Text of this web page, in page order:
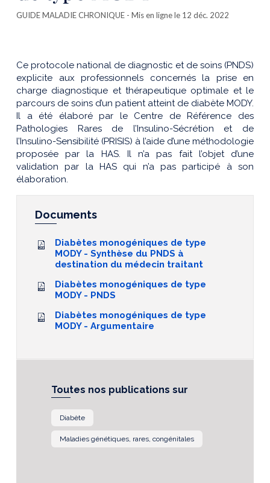
GUIDE MALADIE CHRONIQUE - Mis en ligne le 12 déc. 2022
Ce protocole national de diagnostic et de soins (PNDS)
explicite aux professionnels concernés la prise en
charge diagnostique et thérapeutique optimale et le
parcours de soins d’un patient atteint de diabète MODY.
Il a été élaboré par le Centre de Référence des
Pathologies Rares de l’Insulino-Sécrétion et de
l’Insulino-Sensibilité (PRISIS) à l’aide d’une méthodologie
proposée par la HAS. Il n’a pas fait l’objet d’une
validation par la HAS qui n’a pas participé à son
élaboration.
Documents
Diabètes monogéniques de type
MODY - Synthèse du PNDS à
destination du médecin traitant
Diabètes monogéniques de type
MODY - PNDS
Diabètes monogéniques de type
MODY - Argumentaire
Toutes nos publications sur
Diabète
Maladies génétiques, rares, congénitales